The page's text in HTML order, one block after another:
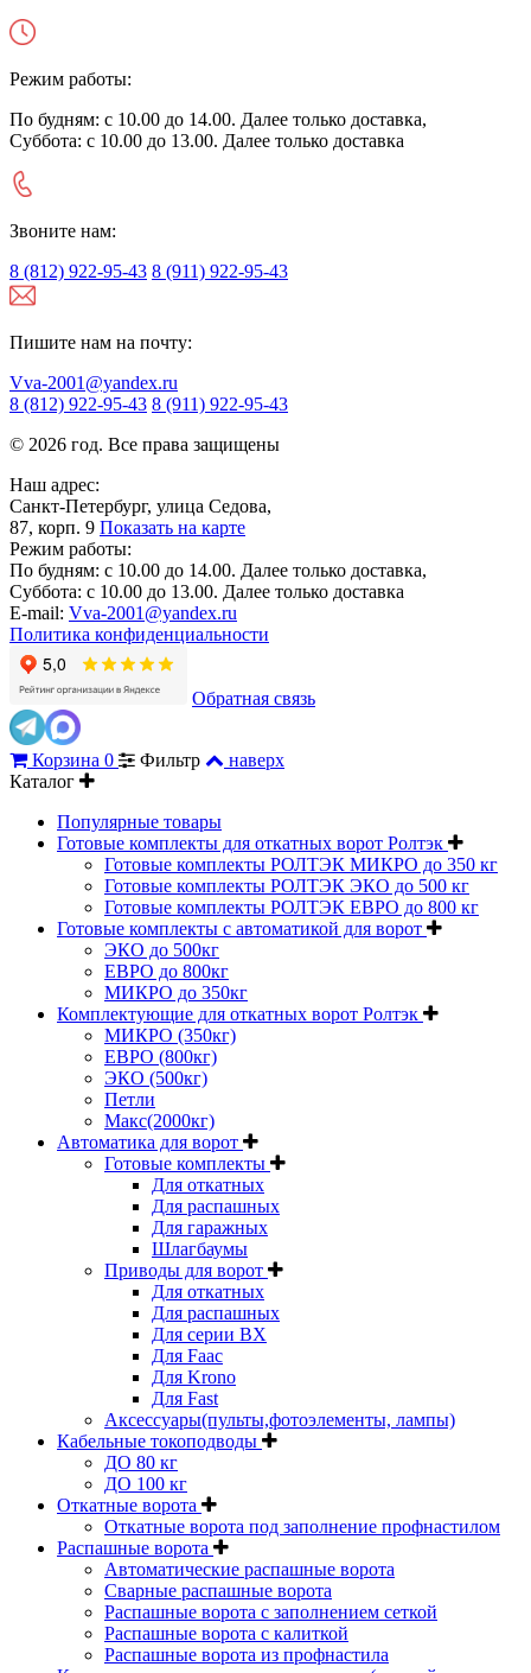
Режим работы:
По будням: с 10.00 до 14.00. Далее только доставка,
Суббота: с 10.00 до 13.00. Далее только доставка
Звоните нам:
8 (812) 922-95-43 8 (911) 922-95-43
Пишите нам на почту:
Vva-2001@yandex.ru
8 (812) 922-95-43 8 (911) 922-95-43
© 2026 год. Все права защищены
Наш адрес:
Санкт-Петербург, улица Седова,
87, корп. 9 Показать на карте
Режим работы:
По будням: с 10.00 до 14.00. Далее только доставка,
Суббота: с 10.00 до 13.00. Далее только доставка
E-mail: Vva-2001@yandex.ru
Политика конфиденциальности
Обратная связь
Корзина 0 Фильтр
наверх
Каталог
Популярные товары
Готовые комплекты для откатных ворот Ролтэк
Готовые комплекты РОЛТЭК МИКРО до 350 кг
Готовые комплекты РОЛТЭК ЭКО до 500 кг
Готовые комплекты РОЛТЭК ЕВРО до 800 кг
Готовые комплекты с автоматикой для ворот
ЭКО до 500кг
ЕВРО до 800кг
МИКРО до 350кг
Комплектующие для откатных ворот Ролтэк
МИКРО (350кг)
ЕВРО (800кг)
ЭКО (500кг)
Петли
Макс(2000кг)
Автоматика для ворот
Готовые комплекты
Для откатных
Для распашных
Для гаражных
Шлагбаумы
Приводы для ворот
Для откатных
Для распашных
Для серии BX
Для Faac
Для Krono
Для Fast
Аксессуары(пульты,фотоэлементы, лампы)
Кабельные токоподводы
ДО 80 кг
ДО 100 кг
Откатные ворота
Откатные ворота под заполнение профнастилом
Распашные ворота
Автоматические распашные ворота
Сварные распашные ворота
Распашные ворота с заполнением сеткой
Распашные ворота с калиткой
Распашные ворота из профнастила